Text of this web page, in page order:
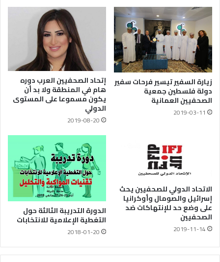
زيارة السفير تيسير فرحات سفير
دولة فلسطين جمعية
الصحفيين العمانية
2019-03-11
إتحاد الصحفيين العرب دوره
هام في المنطقة ولا بد أن
يكون مسموعا على المستوى
الدولي
2019-08-20
الاتحاد الدولي للصحفيين يحث
إسرائيل والصومال وأوكرانيا
على وضع حد للإنتهاكات ضد
الصحفيين
2019-11-14
الدورة التدريبة الثالثة حول
التغطية الإعلامية للانتخابات
2018-01-20